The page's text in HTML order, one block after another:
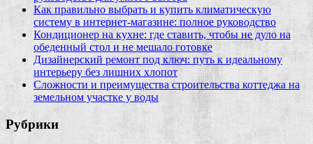
Как правильно выбрать и купить климатическую
систему в интернет‑магазине: полное руководство
Кондиционер на кухне: где ставить, чтобы не дуло на
обеденный стол и не мешало готовке
Дизайнерский ремонт под ключ: путь к идеальному
интерьеру без лишних хлопот
Сложности и преимущества строительства коттеджа на
земельном участке у воды
Рубрики